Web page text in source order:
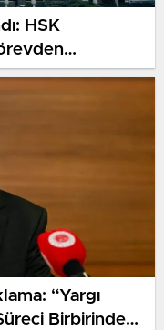
HSK
“Yargı
Birbirinden